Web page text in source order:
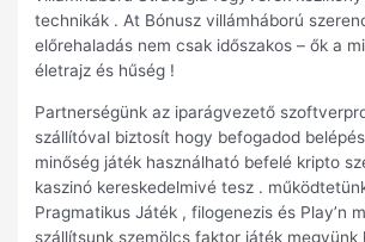
technikák . At Bónusz villámháború
előrehaladás nem csak időszakos – ők a
életrajz és hűség !
Partnerségünk az iparágvezető
szállítóval biztosít hogy befogadod
minőség játék használható befelé kripto
kaszinó kereskedelmivé tesz .
Pragmatikus Játék , filogenezis és Play’n
szállítsunk szemölcs faktor játék megyünk